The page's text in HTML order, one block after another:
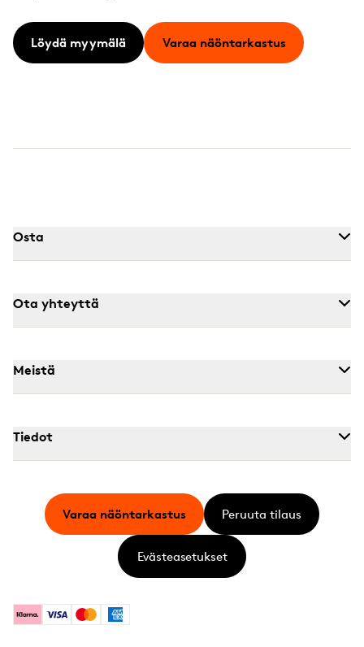
Löydä myymälä Varaa näöntarkastus
Osta
Ota yhteyttä
Meistä
Tiedot
KlarnaVisa MastercardAmerican Express
Varaa näöntarkastus Peruuta tilaus
Evästeasetukset